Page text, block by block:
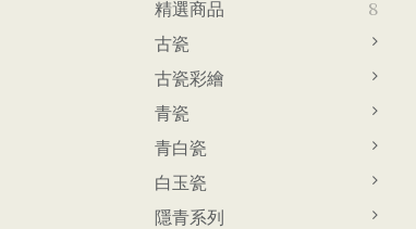
精選商品
8
古瓷
古瓷彩繪
青瓷
青白瓷
白玉瓷
隱青系列